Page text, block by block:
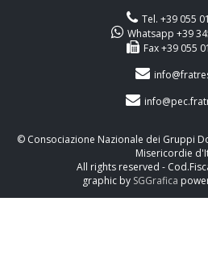
Tel. +39 055
Whatsapp +39
Fax +39 055
© Consociazione Nazionale dei Gruppi
Misericordie
All rights reserved -
graphic by SGGrafica